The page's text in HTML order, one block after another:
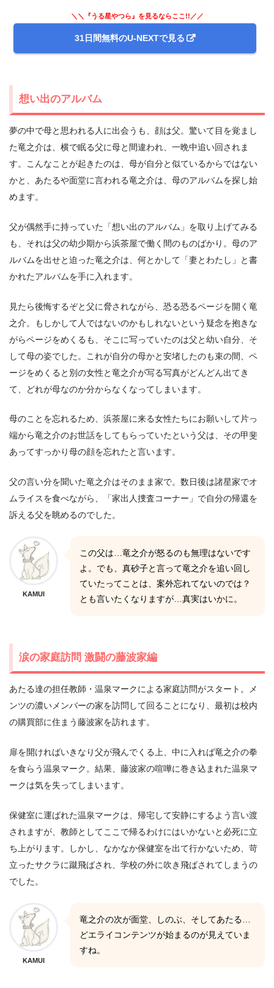
＼＼『うる星やつら』を見るならここ!!／／
31日間無料のU-NEXTで見る
想い出のアルバム
夢の中で母と思われる人に出会うも、顔は父。驚いて目を覚まし
た竜之介は、横で眠る父に母と間違われ、一晩中追い回されま
す。こんなことが起きたのは、母が自分と似ているからではない
かと、あたるや面堂に言われる竜之介は、母のアルバムを探し始
めます。
父が偶然手に持っていた「想い出のアルバム」を取り上げてみる
も、それは父の幼少期から浜茶屋で働く間のものばかり。母のア
ルバムを出せと迫った竜之介は、何とかして「妻とわたし」と書
かれたアルバムを手に入れます。
見たら後悔するぞと父に脅されながら、恐る恐るページを開く竜
之介。もしかして人ではないのかもしれないという疑念を抱きな
がらページをめくるも、そこに写っていたのは父と幼い自分、そ
して母の姿でした。これが自分の母かと安堵したのも束の間、ペ
ージをめくると別の女性と竜之介が写る写真がどんどん出てき
て、どれが母なのか分からなくなってしまいます。
母のことを忘れるため、浜茶屋に来る女性たちにお願いして片っ
端から竜之介のお世話をしてもらっていたという父は、その甲斐
あってすっかり母の顔を忘れたと言います。
父の言い分を聞いた竜之介はそのまま家で。数日後は諸星家でオ
ムライスを食べながら、「家出人捜査コーナー」で自分の帰還を
訴える父を眺めるのでした。
KAMUI
この父は…竜之介が怒るのも無理はないです
よ。でも、真砂子と言って竜之介を追い回し
ていたってことは、案外忘れてないのでは？
とも言いたくなりますが…真実はいかに。
涙の家庭訪問 激闘の藤波家編
あたる達の担任教師・温泉マークによる家庭訪問がスタート。メ
ンツの濃いメンバーの家を訪問して回ることになり、最初は校内
の購買部に住まう藤波家を訪れます。
扉を開ければいきなり父が飛んでくる上、中に入れば竜之介の拳
を食らう温泉マーク。結果、藤波家の喧嘩に巻き込まれた温泉マ
ークは気を失ってしまいます。
保健室に運ばれた温泉マークは、帰宅して安静にするよう言い渡
されますが、教師としてここで帰るわけにはいかないと必死に立
ち上がります。しかし、なかなか保健室を出て行かないため、苛
立ったサクラに蹴飛ばされ、学校の外に吹き飛ばされてしまうの
でした。
KAMUI
竜之介の次が面堂、しのぶ、そしてあたる…
どエライコンテンツが始まるのが見えていま
すね。